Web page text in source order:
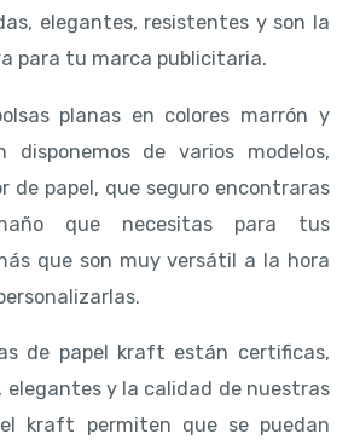
elegantes, resistentes y son la
para tu marca publicitaria.
planas en colores marrón y
disponemos de varios modelos,
de papel, que seguro encontraras
que necesitas para tus
que son muy versátil a la hora
de papel kraft están certificas,
elegantes y la calidad de nuestras
kraft permiten que se puedan